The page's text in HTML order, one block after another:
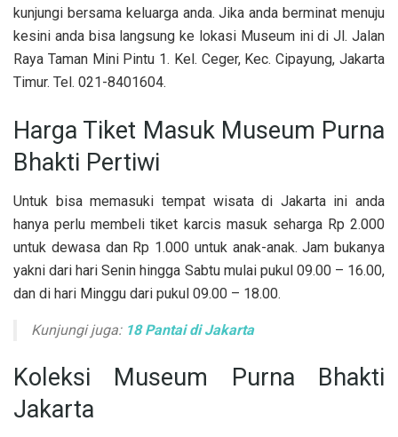
kunjungi bersama keluarga anda. Jika anda berminat menuju
kesini anda bisa langsung ke lokasi Museum ini di Jl. Jalan
Raya Taman Mini Pintu 1. Kel. Ceger, Kec. Cipayung, Jakarta
Timur. Tel. 021-8401604.
Harga Tiket Masuk Museum Purna
Bhakti Pertiwi
Untuk bisa memasuki tempat wisata di Jakarta ini anda
hanya perlu membeli tiket karcis masuk seharga Rp 2.000
untuk dewasa dan Rp 1.000 untuk anak-anak. Jam bukanya
yakni dari hari Senin hingga Sabtu mulai pukul 09.00 – 16.00,
dan di hari Minggu dari pukul 09.00 – 18.00.
Kunjungi juga: 18 Pantai di Jakarta
Koleksi Museum Purna Bhakti
Jakarta